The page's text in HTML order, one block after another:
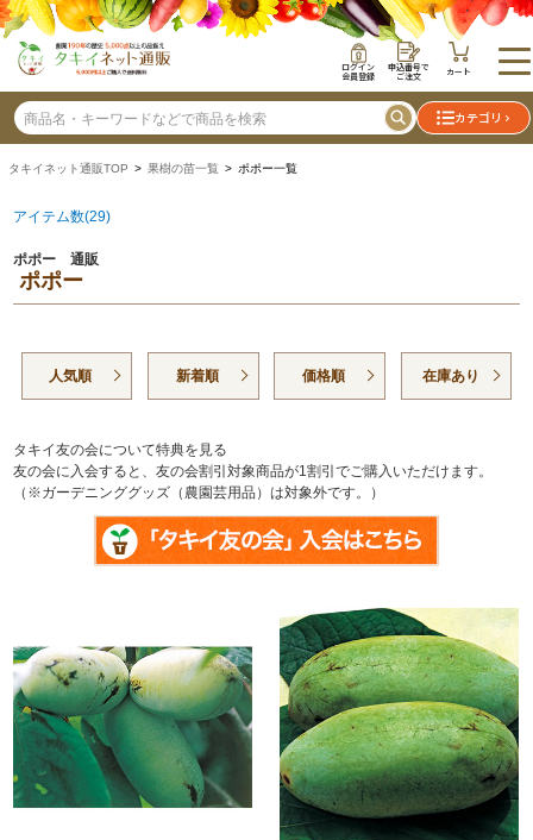
ログイン
会員登録
申込番号で
ご注文 カート
カテゴリ
タキイネット通販TOP > 果樹の苗一覧 > ポポー一覧
アイテム数(29)
ポポー 通販
ポポー
人気順 新着順 価格順 在庫あり
タキイ友の会について特典を見る
友の会に入会すると、友の会割引対象商品が1割引でご購入いただけます。
（※ガーデニンググッズ（農園芸用品）は対象外です。）